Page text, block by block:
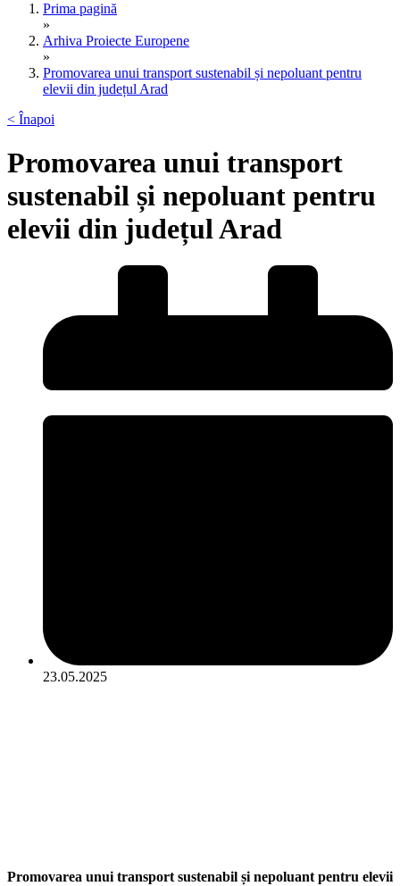
Prima pagină
»
Arhiva Proiecte Europene
»
Promovarea unui transport sustenabil și nepoluant pentru
elevii din județul Arad
< Înapoi
Promovarea unui transport
sustenabil și nepoluant pentru
elevii din județul Arad
23.05.2025
Promovarea unui transport sustenabil și nepoluant pentru elevii